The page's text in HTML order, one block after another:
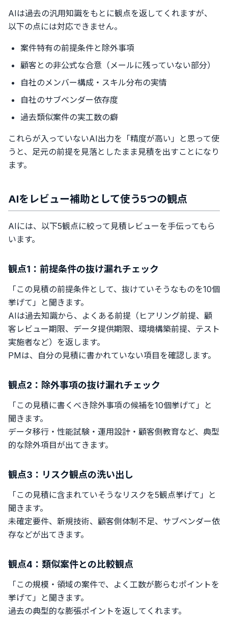
AIは過去の汎用知識をもとに観点を返してくれますが、
以下の点には対応できません。
案件特有の前提条件と除外事項
顧客との非公式な合意（メールに残っていない部分）
自社のメンバー構成・スキル分布の実情
自社のサブベンダー依存度
過去類似案件の実工数の癖
これらが入っていないAI出力を「精度が高い」と思って使
うと、足元の前提を見落としたまま見積を出すことになり
ます。
AIをレビュー補助として使う5つの観点
AIには、以下5観点に絞って見積レビューを手伝ってもら
います。
観点1：前提条件の抜け漏れチェック
「この見積の前提条件として、抜けていそうなものを10個
挙げて」と聞きます。
AIは過去知識から、よくある前提（ヒアリング前提、顧
客レビュー期限、データ提供期限、環境構築前提、テスト
実施者など）を返します。
PMは、自分の見積に書かれていない項目を確認します。
観点2：除外事項の抜け漏れチェック
「この見積に書くべき除外事項の候補を10個挙げて」と
聞きます。
データ移行・性能試験・運用設計・顧客側教育など、典型
的な除外項目が出てきます。
観点3：リスク観点の洗い出し
「この見積に含まれていそうなリスクを5観点挙げて」と
聞きます。
未確定要件、新規技術、顧客側体制不足、サブベンダー依
存などが出てきます。
観点4：類似案件との比較観点
「この規模・領域の案件で、よく工数が膨らむポイントを
挙げて」と聞きます。
過去の典型的な膨張ポイントを返してくれます。